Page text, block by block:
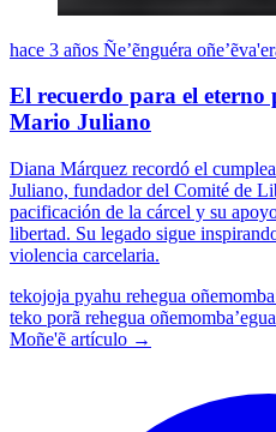
hace 3 años Ñe’ẽnguéra
El recuerdo para el
Mario Juliano
Diana Márquez recordó el
Juliano, fundador del Comité de
pacificación de la cárcel y su
libertad. Su legado sigue
violencia carcelaria.
tekojoja pyahu rehegua
teko porã rehegua
Moñe'ẽ artículo →